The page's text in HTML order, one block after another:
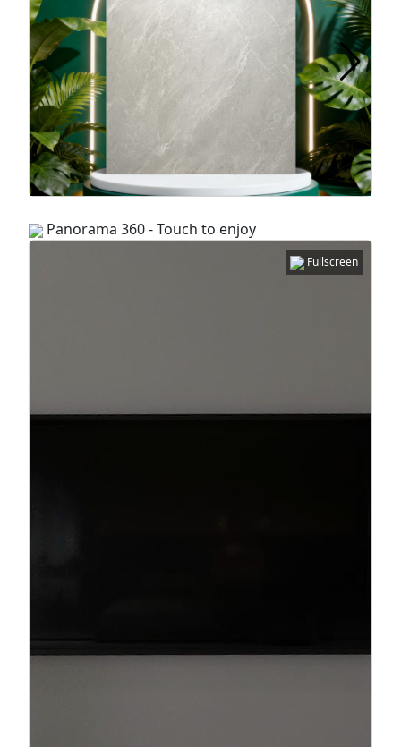
Panorama 360 - Touch to enjoy
Fullscreen